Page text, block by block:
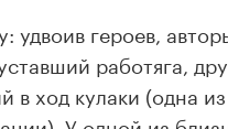
удвоив героев,
работяга,
в ход кулаки (одна